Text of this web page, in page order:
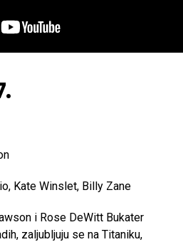
Kate Winslet, Billy Zane
i Rose DeWitt Bukater
zaljubljuju se na Titaniku,